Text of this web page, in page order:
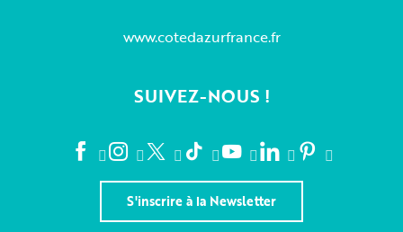
www.cotedazurfrance.fr
SUIVEZ-NOUS !
S'inscrire à la Newsletter